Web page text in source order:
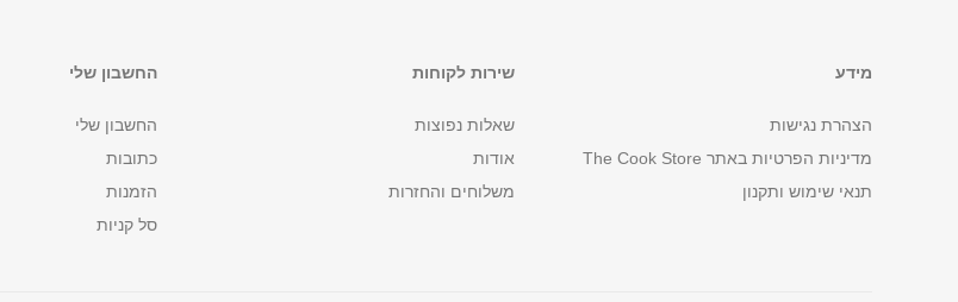
מידע
הצהרת נגישות
מדיניות הפרטיות באתר The Cook Store
תנאי שימוש ותקנון
שירות לקוחות
שאלות נפוצות
אודות
משלוחים והחזרות
החשבון שלי
החשבון שלי
כתובות
הזמנות
סל קניות